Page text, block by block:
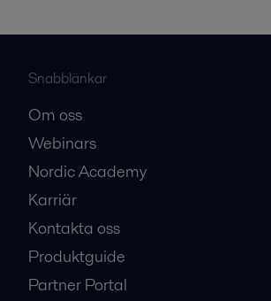
Snabblänkar
Om oss
Webinars
Nordic Academy
Karriär
Kontakta oss
Produktguide
Partner Portal